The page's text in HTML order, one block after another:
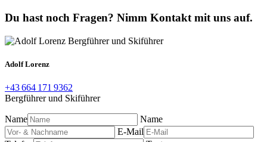
Du hast noch Fragen? Nimm Kontakt mit uns auf.
Adolf Lorenz
+43 664 171 9362
Bergführer und Skiführer
Name
Name
E-Mail